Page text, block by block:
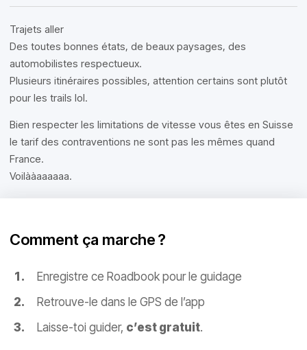
Trajets aller
Des toutes bonnes états, de beaux paysages, des
automobilistes respectueux.
Plusieurs itinéraires possibles, attention certains sont plutôt
pour les trails lol.
Bien respecter les limitations de vitesse vous êtes en Suisse
le tarif des contraventions ne sont pas les mêmes quand
France.
Voilààaaaaaa.
Comment ça marche ?
Enregistre ce Roadbook pour le guidage
Retrouve-le dans le GPS de l’app
Laisse-toi guider, c’est gratuit.